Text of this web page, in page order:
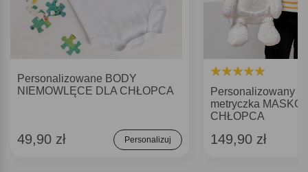
Personalizowane BODY
NIEMOWLĘCE DLA CHŁOPCA
49,90 zł Personalizuj
Personalizowany
metryczka
CHŁOPCA
149,90 zł